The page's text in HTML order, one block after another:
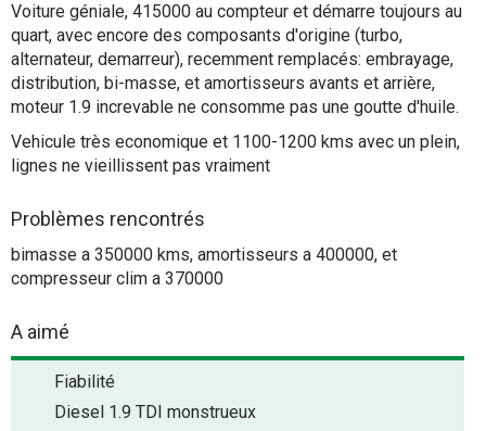
Marques
Voiture géniale, 415000 au compteur et démarre toujours au
quart, avec encore des composants d'origine (turbo,
alternateur, demarreur), recemment remplacés: embrayage,
distribution, bi-masse, et amortisseurs avants et arrière,
moteur 1.9 increvable ne consomme pas une goutte d'huile.
Vehicule très economique et 1100-1200 kms avec un plein,
lignes ne vieillissent pas vraiment
Problèmes rencontrés
bimasse a 350000 kms, amortisseurs a 400000, et
compresseur clim a 370000
A aimé
Fiabilité
Diesel 1.9 TDI monstrueux